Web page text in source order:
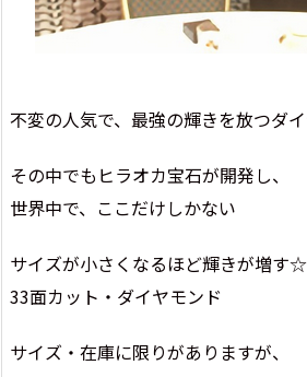
不変の人気で、最強の輝きを放つダ
その中でもヒラオカ宝石が開発し、
世界中で、ここだけしかない
サイズが小さくなるほど輝きが増す☆
33面カット・ダイヤモンド
サイズ・在庫に限りがありますが、